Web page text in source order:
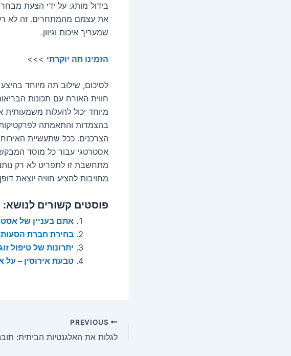
בידול מותג: על ידי הצעת מבחר
את עצמם מהמתחרים. זה לא
שמעריך איכות וגיוון.
הזמינו תה יוקרתי >>>
לסיכום, שילוב תה מיוחד
חווית האורח עם תכונות
מיוחד יכול להעלות
בהצמדות והתאמתה
הצרכנים. ככל שתעשיית
אסטרטגי עבור כל מוסד
מתחשבת זו לתפריט לא רק
מחויבות להציע חוויה יוצאת
פוסטים קשורים לנושא:
אתם בעניין של
בחירת חברת
יתרונות של טיפול
טבעת אירוסין – על
Post
navigation